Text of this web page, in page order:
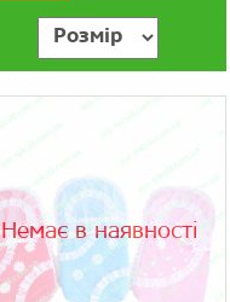
Немає в наявності